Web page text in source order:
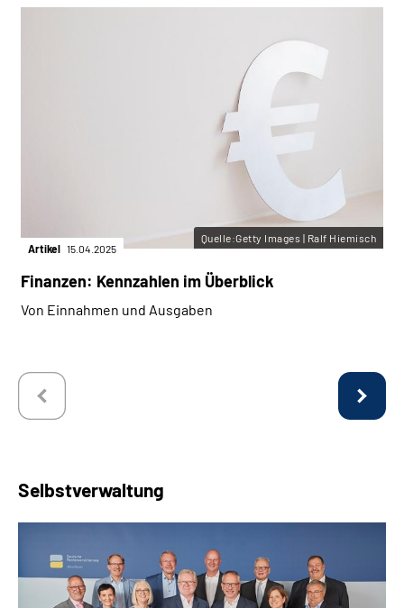
Artikel 15.04.2025
Finanzen: Kennzahlen im Überblick
Von Einnahmen und Ausgaben
Quelle:Getty Images | Ralf Hiemisch
Selbstverwaltung